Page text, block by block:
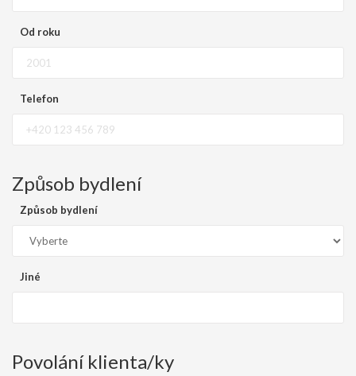
Od roku
Telefon
Způsob bydlení
Způsob bydlení
Jiné
Povolání klienta/ky